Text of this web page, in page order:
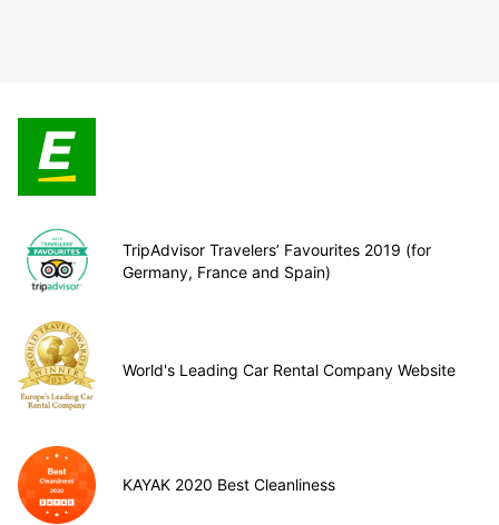
TripAdvisor Travelers’ Favourites 2019 (for
Germany, France and Spain)
World's Leading Car Rental Company Website
KAYAK 2020 Best Cleanliness